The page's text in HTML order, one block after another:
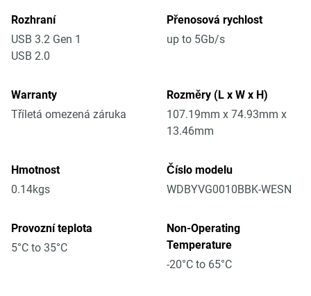
Rozhraní
USB 3.2 Gen 1
USB 2.0
Přenosová rychlost
up to 5Gb/s
Warranty
Tříletá omezená záruka
Rozměry (L x W x H)
107.19mm x 74.93mm x
13.46mm
Hmotnost
0.14kgs
Číslo modelu
WDBYVG0010BBK-WESN
Provozní teplota
5°C to 35°C
Non-Operating
Temperature
-20°C to 65°C